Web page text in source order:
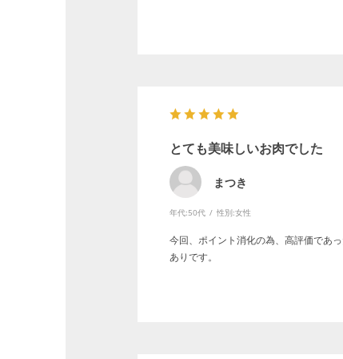
とても美味しいお肉でした
まつき
年代:50代 性別:女性
今回、ポイント消化の為、高評価であ
ありです。